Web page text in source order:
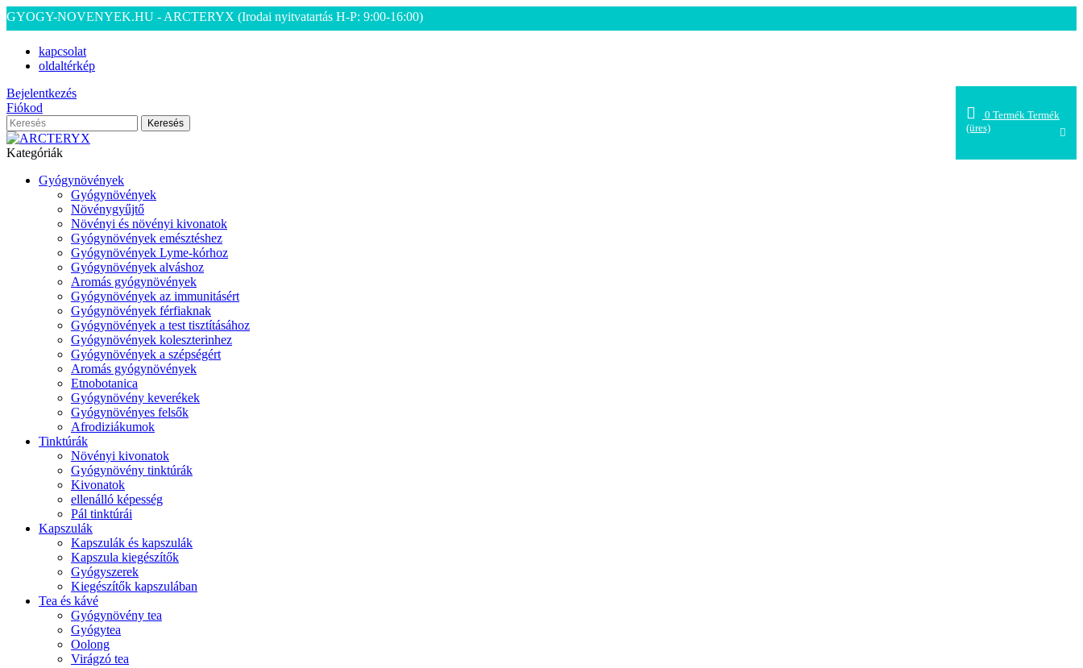
GYOGY-NOVENYEK.HU - ARCTERYX (Irodai nyitvatartás H-P: 9:00-16:00)
kapcsolat
oldaltérkép
0 Termék Termék
(üres)
Bejelentkezés
Fiókod
Keresés
Kategóriák
Gyógynövények
Gyógynövények
Növénygyűjtő
Növényi és növényi kivonatok
Gyógynövények emésztéshez
Gyógynövények Lyme-kórhoz
Gyógynövények alváshoz
Aromás gyógynövények
Gyógynövények az immunitásért
Gyógynövények férfiaknak
Gyógynövények a test tisztításához
Gyógynövények koleszterinhez
Gyógynövények a szépségért
Aromás gyógynövények
Etnobotanica
Gyógynövény keverékek
Gyógynövényes felsők
Afrodiziákumok
Tinktúrák
Növényi kivonatok
Gyógynövény tinktúrák
Kivonatok
ellenálló képesség
Pál tinktúrái
Kapszulák
Kapszulák és kapszulák
Kapszula kiegészítők
Gyógyszerek
Kiegészítők kapszulában
Tea és kávé
Gyógynövény tea
Gyógytea
Oolong
Virágzó tea